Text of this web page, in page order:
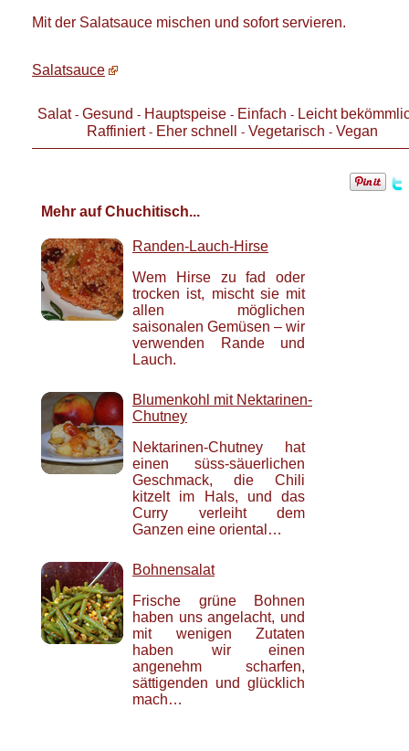
Mit der Salatsauce mischen und sofort servieren.
Salatsauce
Salat- Gesund - Hauptspeise - Einfach - Leicht
Raffiniert- Eher schnell - Vegetarisch - Vegan
Mehr auf Chuchitisch...
Randen-Lauch-Hirse
Wem Hirse zu fad oder
trocken ist, mischt sie mit
allen möglichen
saisonalen Gemüsen – wir
verwenden Rande und
Lauch.
Blumenkohl mit Nektarinen-
Chutney
Nektarinen-Chutney hat
einen süss-säuerlichen
Geschmack, die Chili
kitzelt im Hals, und das
Curry verleiht dem
Ganzen eine oriental…
Bohnensalat
Frische grüne Bohnen
haben uns angelacht, und
mit wenigen Zutaten
haben wir einen
angenehm scharfen,
sättigenden und glücklich
mach…